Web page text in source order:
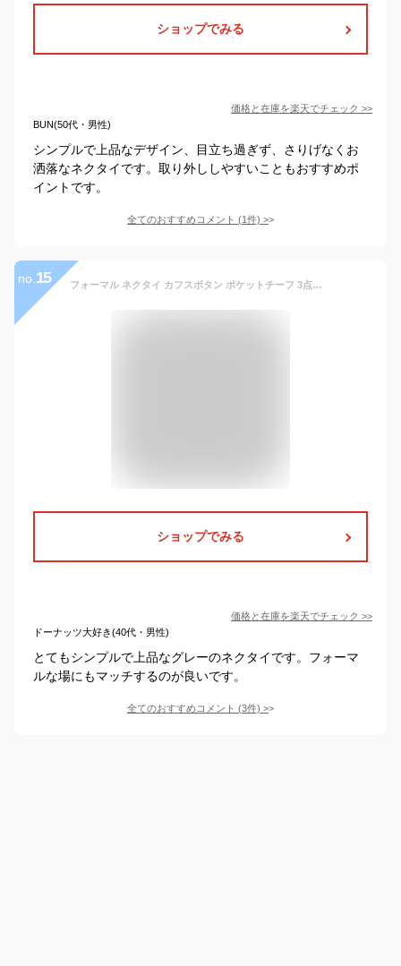
ショップでみる
価格と在庫を楽天でチェック >>
BUN(50代・男性)
シンプルで上品なデザイン、目立ち過ぎず、さりげなくお
洒落なネクタイです。取り外ししやすいこともおすすめポ
イントです。
全てのおすすめコメント (1件) >
no. 15 フォーマル ネクタイ カフスボタン ポケットチーフ 3点セット 3nn-16 ウイングカラー ブライダル 結婚式 シルバー 送料無料
ショップでみる
価格と在庫を楽天でチェック >>
ドーナッツ大好き(40代・男性)
とてもシンプルで上品なグレーのネクタイです。フォーマ
ルな場にもマッチするのが良いです。
全てのおすすめコメント (3件) >